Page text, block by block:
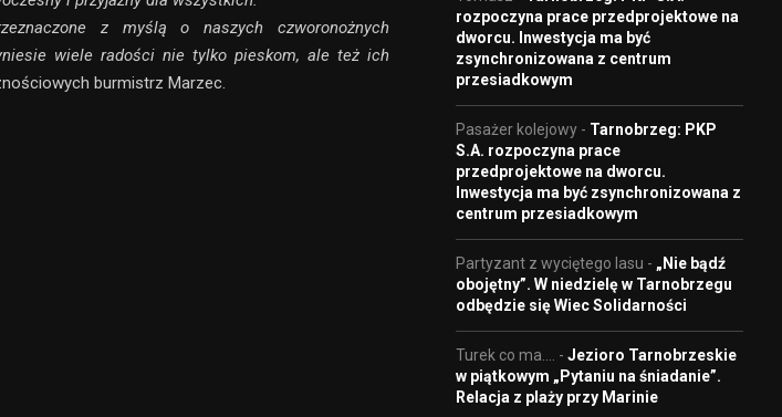
z myślą o naszych czworonożnych
wiele radości nie tylko pieskom, ale też ich
burmistrz Marzec.
rozpoczyna prace przedprojektowe na
dworcu. Inwestycja ma być
zsynchronizowana z centrum
przesiadkowym
Pasażer kolejowy - Tarnobrzeg: PKP
S.A. rozpoczyna prace
przedprojektowe na dworcu.
Inwestycja ma być zsynchronizowana z
centrum przesiadkowym
Partyzant z wyciętego lasu - „Nie bądź
obojętny”. W niedzielę w Tarnobrzegu
odbędzie się Wiec Solidarności
Turek co ma.... - Jezioro Tarnobrzeskie
w piątkowym „Pytaniu na śniadanie”.
Relacja z plaży przy Marinie